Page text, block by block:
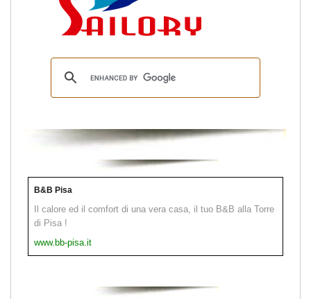
B&B Pisa
Il calore ed il comfort di una vera casa, il tuo B&B alla Torre
di Pisa !
www.bb-pisa.it